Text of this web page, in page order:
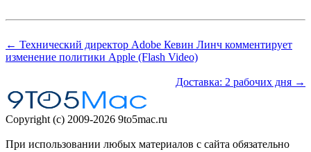
← Технический директор Adobe Кевин Линч комментирует
изменение политики Apple (Flash Video)
Доставка: 2 рабочих дня →
Copyright (c) 2009-2026 9to5mac.ru
При использовании любых материалов с сайта обязательно